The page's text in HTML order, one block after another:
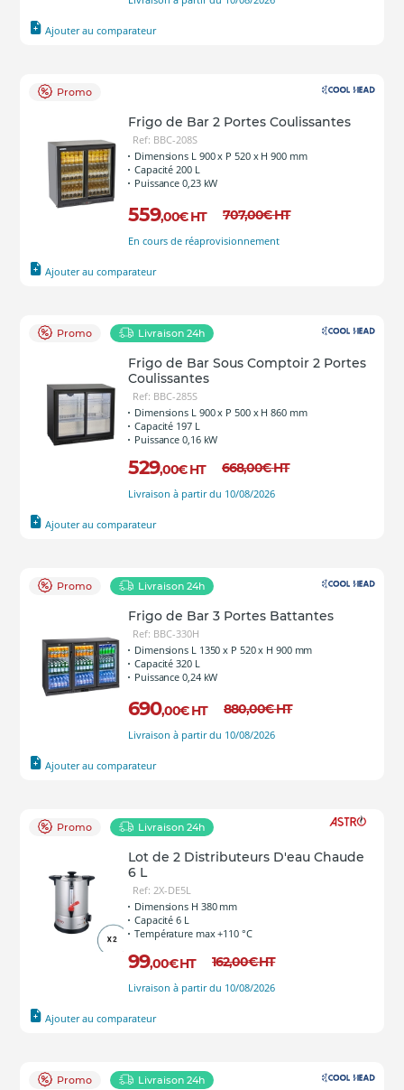
Ajouter au comparateur
Promo
Frigo de Bar 2 Portes Coulissantes
Ref: BBC-208S
Dimensions L 900 x P 520 x H 900 mm
Capacité 200 L
Puissance 0,23 kW
559,00€ HT 707,00€HT
En cours de réaprovisionnement
Ajouter au comparateur
Promo Livraison 24h
Frigo de Bar Sous Comptoir 2 Portes
Coulissantes
Ref: BBC-285S
Dimensions L 900 x P 500 x H 860 mm
Capacité 197 L
Puissance 0,16 kW
529,00€ HT 668,00€HT
Livraison à partir du 10/08/2026
Ajouter au comparateur
Promo Livraison 24h
Frigo de Bar 3 Portes Battantes
Ref: BBC-330H
Dimensions L 1350 x P 520 x H 900 mm
Capacité 320 L
Puissance 0,24 kW
690,00€ HT 880,00€HT
Livraison à partir du 10/08/2026
Ajouter au comparateur
Promo Livraison 24h
Lot de 2 Distributeurs D'eau Chaude
6 L
Ref: 2X-DE5L
Dimensions H 380 mm
Capacité 6 L
Température max +110 °C
99,00€HT 162,00€HT
Livraison à partir du 10/08/2026
Ajouter au comparateur
Promo Livraison 24h